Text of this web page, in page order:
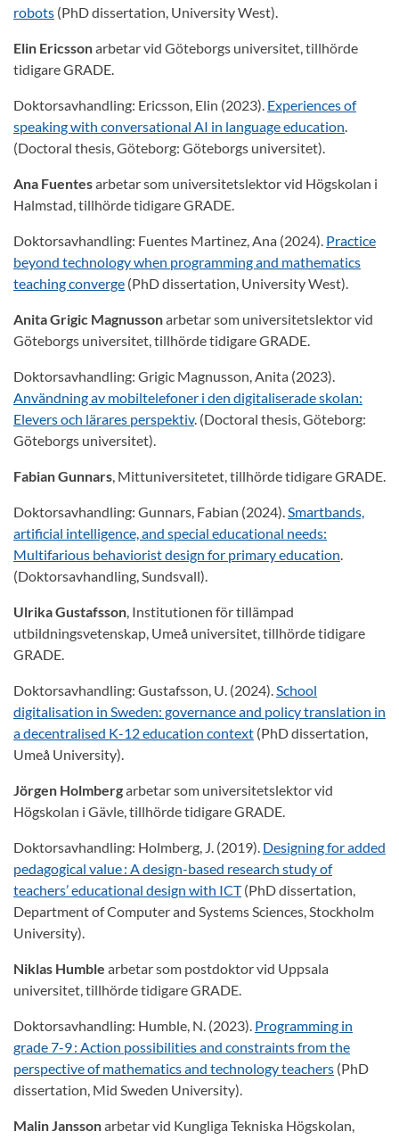
robots (PhD dissertation, University West).
Elin Ericssonarbetar vid Göteborgs universitet, tillhörde
tidigare GRADE.
Doktorsavhandling: Ericsson, Elin (2023). Experiences of
speaking with conversational AI in language education.
(Doctoral thesis, Göteborg: Göteborgs universitet).
Ana Fuentesarbetar som universitetslektor vid Högskolan i
Halmstad, tillhörde tidigare GRADE.
Doktorsavhandling: Fuentes Martinez, Ana (2024). Practice
beyond technology when programming and mathematics
teaching converge (PhD dissertation, University West).
Anita Grigic Magnussonarbetar som universitetslektor vid
Göteborgs universitet, tillhörde tidigare GRADE.
Doktorsavhandling: Grigic Magnusson, Anita (2023).
Användning av mobiltelefoner i den digitaliserade skolan:
Elevers och lärares perspektiv. (Doctoral thesis, Göteborg:
Göteborgs universitet).
Fabian Gunnars, Mittuniversitetet, tillhörde tidigare GRADE.
Doktorsavhandling: Gunnars, Fabian (2024).Smartbands,
artificial intelligence, and special educational needs:
Multifarious behaviorist design for primary education.
(Doktorsavhandling, Sundsvall).
Ulrika Gustafsson, Institutionen för tillämpad
utbildningsvetenskap, Umeå universitet, tillhörde tidigare
GRADE.
Doktorsavhandling: Gustafsson, U. (2024).School
digitalisation in Sweden: governance and policy translation in
a decentralised K-12 education context (PhD dissertation,
Umeå University).
Jörgen Holmbergarbetar som universitetslektor vid
Högskolan i Gävle, tillhörde tidigare GRADE.
Doktorsavhandling: Holmberg, J. (2019). Designing for added
pedagogical value : A design-based research study of
teachers’ educational design with ICT(PhD dissertation,
Department of Computer and Systems Sciences, Stockholm
University).
Niklas Humble arbetar som postdoktor vid Uppsala
universitet, tillhörde tidigare GRADE.
Doktorsavhandling: Humble, N. (2023). Programming in
grade 7-9 : Action possibilities and constraints from the
perspective of mathematics and technology teachers (PhD
dissertation, Mid Sweden University).
Malin Janssonarbetar vid Kungliga Tekniska Högskolan,